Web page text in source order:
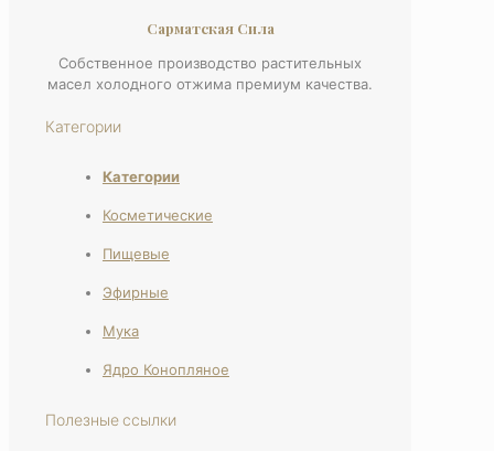
Сарматская Сила
Собственное производство растительных
масел холодного отжима премиум качества.
Категории
Категории
Косметические
Пищевые
Эфирные
Мука
Ядро Конопляное
Полезные ссылки